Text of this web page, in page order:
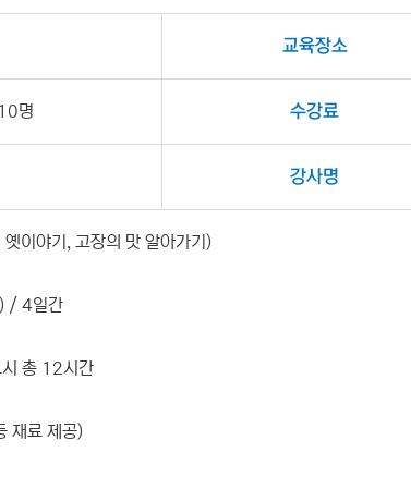
교육장소
명 수강료
강사명
이야기, 고장의 맛 알아가기)
/ 4일간
총 12시간
재료 제공)